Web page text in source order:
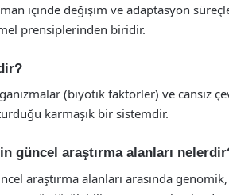
içinde değişim ve adaptasyon
prensiplerinden biridir.
(biyotik faktörler) ve cansız
karmaşık bir sistemdir.
güncel araştırma alanları
araştırma alanları arasında